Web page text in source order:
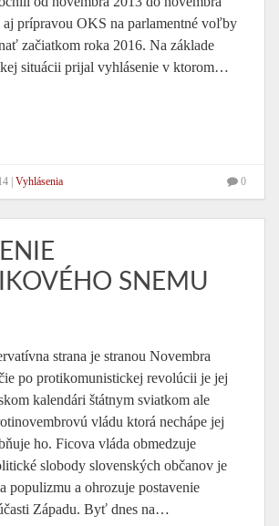
aj prípravou OKS na parlamentné voľby
začiatkom roka 2016. Na základe
situácii prijal vyhlásenie v ktorom…
Vyhlásenia 0
SNEMU
strana je stranou Novembra
po protikomunistickej revolúcii je jej
kalendári štátnym sviatkom ale
vládu ktorá nechápe jej
ho. Ficova vláda obmedzuje
slobody slovenských občanov je
populizmu a ohrozuje postavenie
Západu. Byť dnes na…